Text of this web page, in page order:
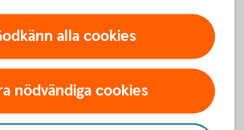
om hjärtat. Hur världen kommer att
svårt att veta – det vi vet är att det alltid
och en förståelse för sin egen
sig till barn och unga i grundskolan för
se på sin ekonomi på ett sätt där de
alla cookies
nödvändiga cookies